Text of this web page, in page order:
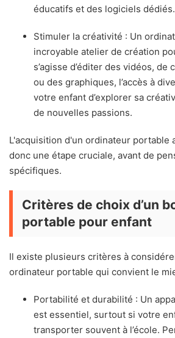
éducatifs et des logiciels dédiés.
Stimuler la créativité : Un
incroyable atelier de création
s’agisse d’éditer des vidéos, de
ou des graphiques, l’accès à
votre enfant d’explorer sa
de nouvelles passions.
L'acquisition d'un ordinateur portable
donc une étape cruciale, avant de
spécifiques.
Critères de choix d’un
portable pour enfant
Il existe plusieurs critères à
ordinateur portable qui convient le
Portabilité et durabilité : Un
est essentiel, surtout si votre
transporter souvent à l’école.